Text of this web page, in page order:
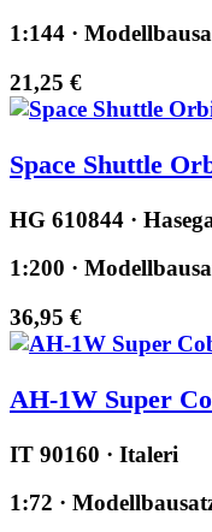
1:144 ·
21,25 €
Space Shuttle
HG 610844 ·
1:200 ·
36,95 €
AH-1W Super
IT 90160 · Italeri
1:72 ·